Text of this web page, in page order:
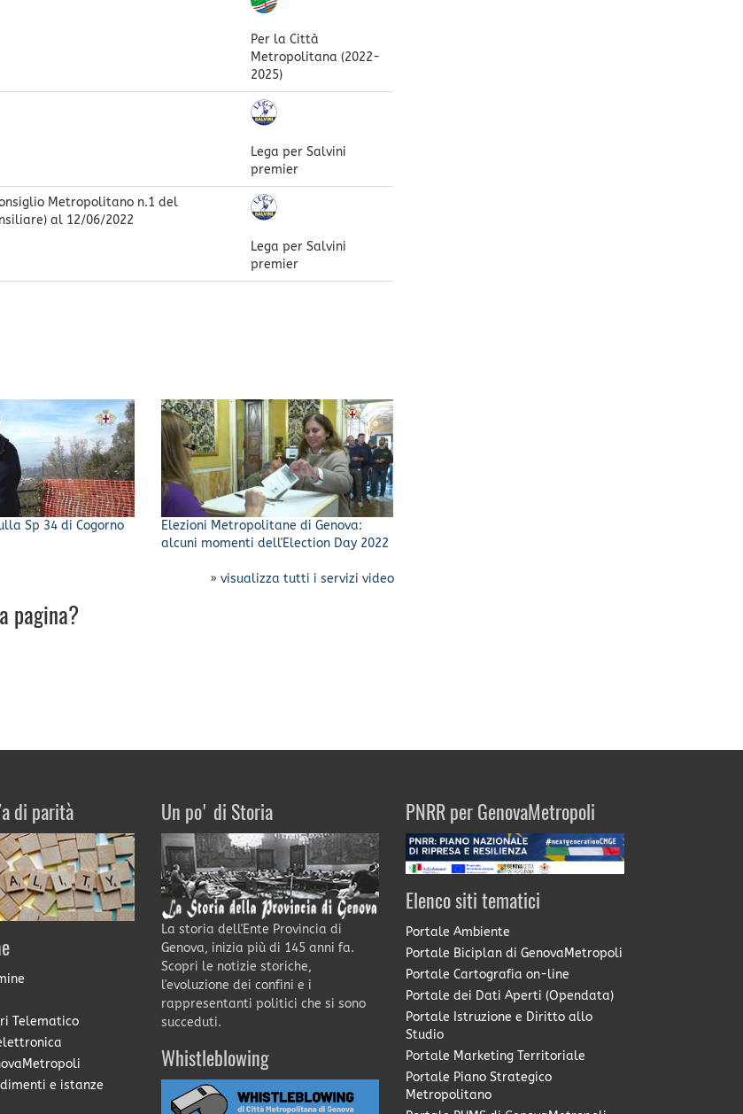
Per la Città
Metropolitana (2022-
2025)
Lega per Salvini
premier
Metropolitano n.1 del
al 12/06/2022
Lega per Salvini
premier
Sp 34 di Cogorno
Elezioni Metropolitane di Genova:
alcuni momenti dell'Election Day 2022
» visualizza tutti i servizi video
pagina?
di parità
Telematico
e istanze
Un po' di Storia
La storia dell'Ente Provincia di
Genova, inizia più di 145 anni fa.
Scopri le notizie storiche,
l'evoluzione dei confini e i
rappresentanti politici che si sono
succeduti.
Whistleblowing
PNRR per GenovaMetropoli
Elenco siti tematici
Portale Ambiente
Portale Biciplan di GenovaMetropoli
Portale Cartografia on-line
Portale dei Dati Aperti (Opendata)
Portale Istruzione e Diritto allo
Studio
Portale Marketing Territoriale
Portale Piano Strategico
Metropolitano